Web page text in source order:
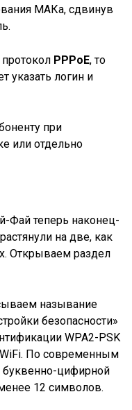
МАКа, сдвинув
PPPoE, то
указать логин и
при
или отдельно
Фай теперь наконец-
на две, как
Открываем раздел
называние
безопасности»
WPA2-PSK
По современным
буквенно-цифирной
12 символов.